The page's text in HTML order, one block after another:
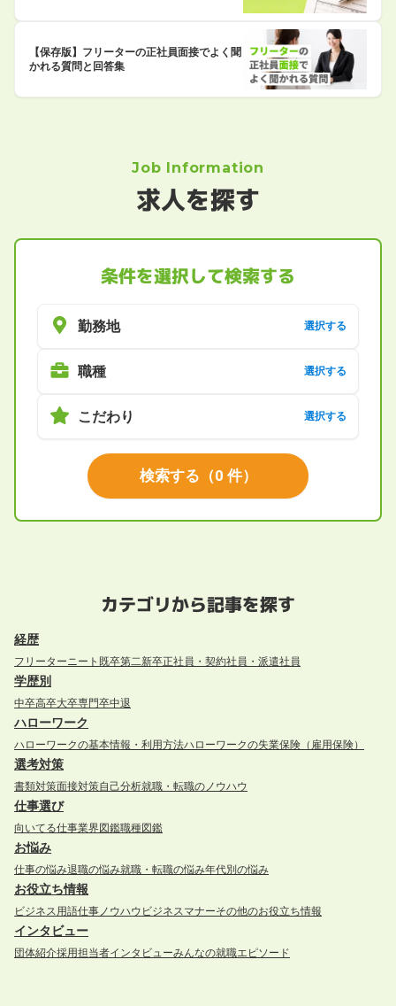
【保存版】フリーターの正社員面接でよく聞
かれる質問と回答集
Job Information
求人を探す
条件を選択して検索する
勤務地 選択する
職種 選択する
こだわり 選択する
検索する （0 件）
カテゴリから記事を探す
経歴
フリーターニート 既卒第二新卒正社員・契約社員・派遣社員
学歴別
中卒高卒大卒専門卒中退
ハローワーク
ハローワークの基本情報・利用方法ハローワークの失業保険（雇用保険）
選考対策
書類対策面接対策自己分析就職・転職のノウハウ
仕事選び
向いてる仕事業界図鑑職種図鑑
お悩み
仕事の悩み退職の悩み就職・転職の悩み年代別の悩み
お役立ち情報
ビジネス用語仕事ノウハウ ビジネスマナーその他のお役立ち情報
インタビュー
団体紹介採用担当者インタビューみんなの就職エピソード